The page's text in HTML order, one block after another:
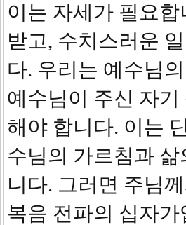
이는 자세가 필요
받고, 수치스러운
다. 우리는 예수님
예수님이 주신 자
해야 합니다. 이는
수님의 가르침과
니다. 그러면 주님
복음 전파의 십자